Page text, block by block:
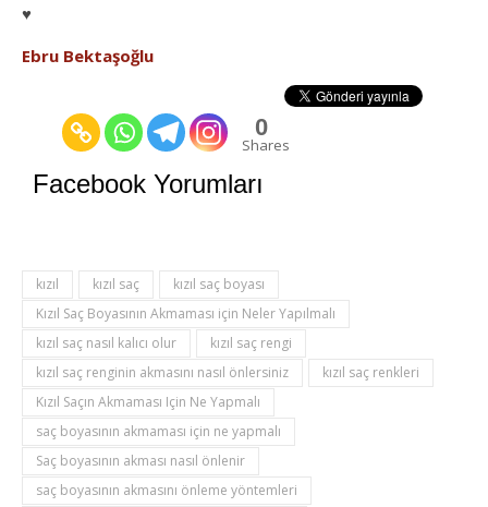
♥️
Ebru Bektaşoğlu
0
Shares
Facebook Yorumları
kızıl kızıl saç
kızıl saç boyası
Kızıl Saç Boyasının Akmaması için Neler Yapılmalı
kızıl saç nasıl kalıcı olur
kızıl saç rengi
kızıl saç renginin akmasını nasıl önlersiniz
kızıl saç renkleri
Kızıl Saçın Akmaması Için Ne Yapmalı
saç boyasının akmaması için ne yapmalı
Saç boyasının akması nasıl önlenir
saç boyasının akmasını önleme yöntemleri